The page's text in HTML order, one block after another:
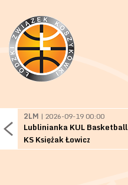
2LM | 2026-09-19 00:00
Lublinianka KUL Basketball
KS Księżak Łowicz